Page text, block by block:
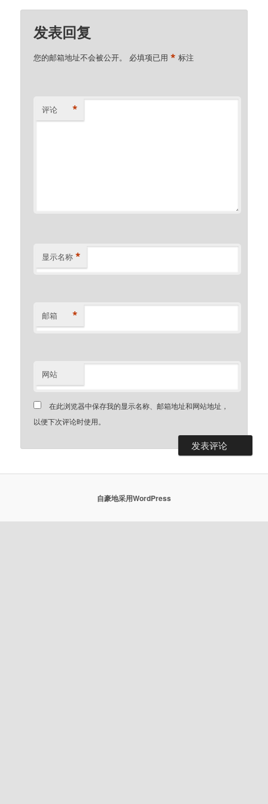
发表回复
您的邮箱地址不会被公开。 必填项已用* 标注
评论 *
显示名称 *
邮箱 *
网站
在此浏览器中保存我的显示名称、邮箱地址和网站地址，
以便下次评论时使用。
自豪地采用WordPress